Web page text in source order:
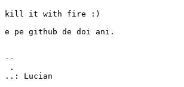
kill it with fire :)
e pe github de doi ani.
--
.